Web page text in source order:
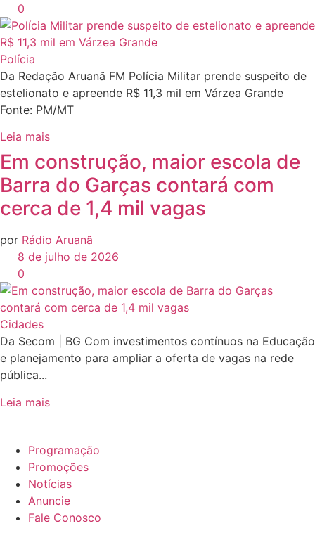
0
Polícia
Da Redação Aruanã FM Polícia Militar prende suspeito de
estelionato e apreende R$ 11,3 mil em Várzea Grande
Fonte: PM/MT
Leia mais
Em construção, maior escola de
Barra do Garças contará com
cerca de 1,4 mil vagas
por Rádio Aruanã
8 de julho de 2026
0
Cidades
Da Secom | BG Com investimentos contínuos na Educação
e planejamento para ampliar a oferta de vagas na rede
pública...
Leia mais
Programação
Promoções
Notícias
Anuncie
Fale Conosco